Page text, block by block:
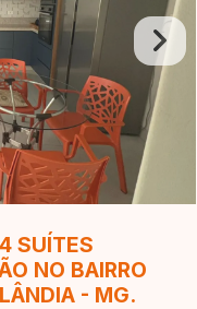
SUÍTES
NO BAIRRO
- MG.